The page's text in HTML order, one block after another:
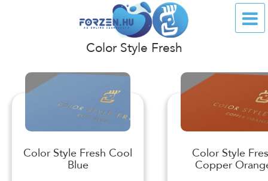
Color Style Fresh
Color Style Fresh Cool
Blue
Color Style
Copper